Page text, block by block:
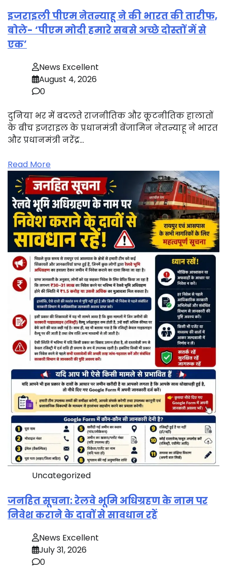
इजराइली पीएम नेतन्याहू ने की भारत की तारीफ,
बोले- ‘पीएम मोदी हमारे सबसे अच्छे दोस्तों में से
एक’
News Excellent
August 4, 2026
0
दुनिया भर में बदलते राजनीतिक और कूटनीतिक हालातों
के बीच इजराइल के प्रधानमंत्री बेंजामिन नेतन्याहू ने भारत
और प्रधानमंत्री नरेंद्र…
Read More
Uncategorized
जनहित सूचना: रेलवे भूमि अधिग्रहण के नाम पर
निवेश कराने के दावों से सावधान रहें
News Excellent
July 31, 2026
0